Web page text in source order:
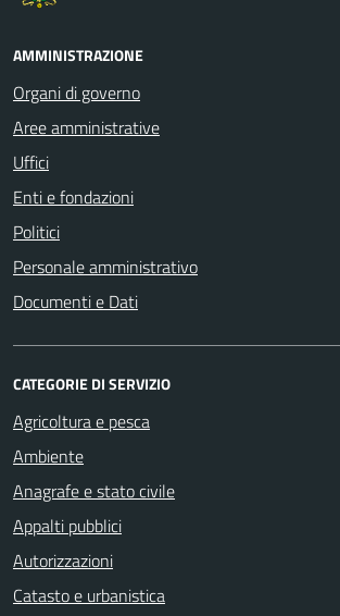
AMMINISTRAZIONE
Organi di governo
Aree amministrative
Uffici
Enti e fondazioni
Politici
Personale amministrativo
Documenti e Dati
CATEGORIE DI SERVIZIO
Agricoltura e pesca
Ambiente
Anagrafe e stato civile
Appalti pubblici
Autorizzazioni
Catasto e urbanistica